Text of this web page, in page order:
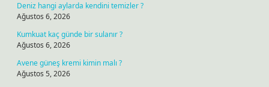
Deniz hangi aylarda kendini temizler ?
Ağustos 6, 2026
Kumkuat kaç günde bir sulanır ?
Ağustos 6, 2026
Avene güneş kremi kimin malı ?
Ağustos 5, 2026